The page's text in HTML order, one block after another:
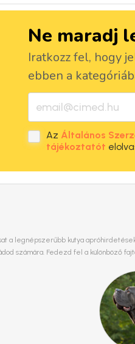
Ne maradj
Iratkozz fel, hogy
ebben a
Az Általános
tájékoztatót
a legnépszerűbb kutya
számára. Fedezd fel a különböző